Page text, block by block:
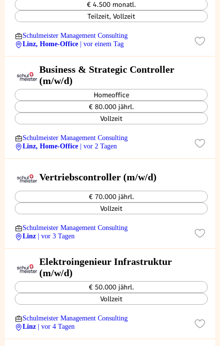
€ 4.500 monatl.
Teilzeit, Vollzeit
Schulmeister Management Consulting
Linz, Home-Office
| vor einem Tag
Business & Strategic Controller
(m/w/d)
Homeoffice
€ 80.000 jährl.
Vollzeit
Schulmeister Management Consulting
Linz, Home-Office
| vor 2 Tagen
Vertriebscontroller (m/w/d)
€ 70.000 jährl.
Vollzeit
Schulmeister Management Consulting
Linz
| vor 3 Tagen
Elektroingenieur Infrastruktur
(m/w/d)
€ 50.000 jährl.
Vollzeit
Schulmeister Management Consulting
Linz
| vor 4 Tagen